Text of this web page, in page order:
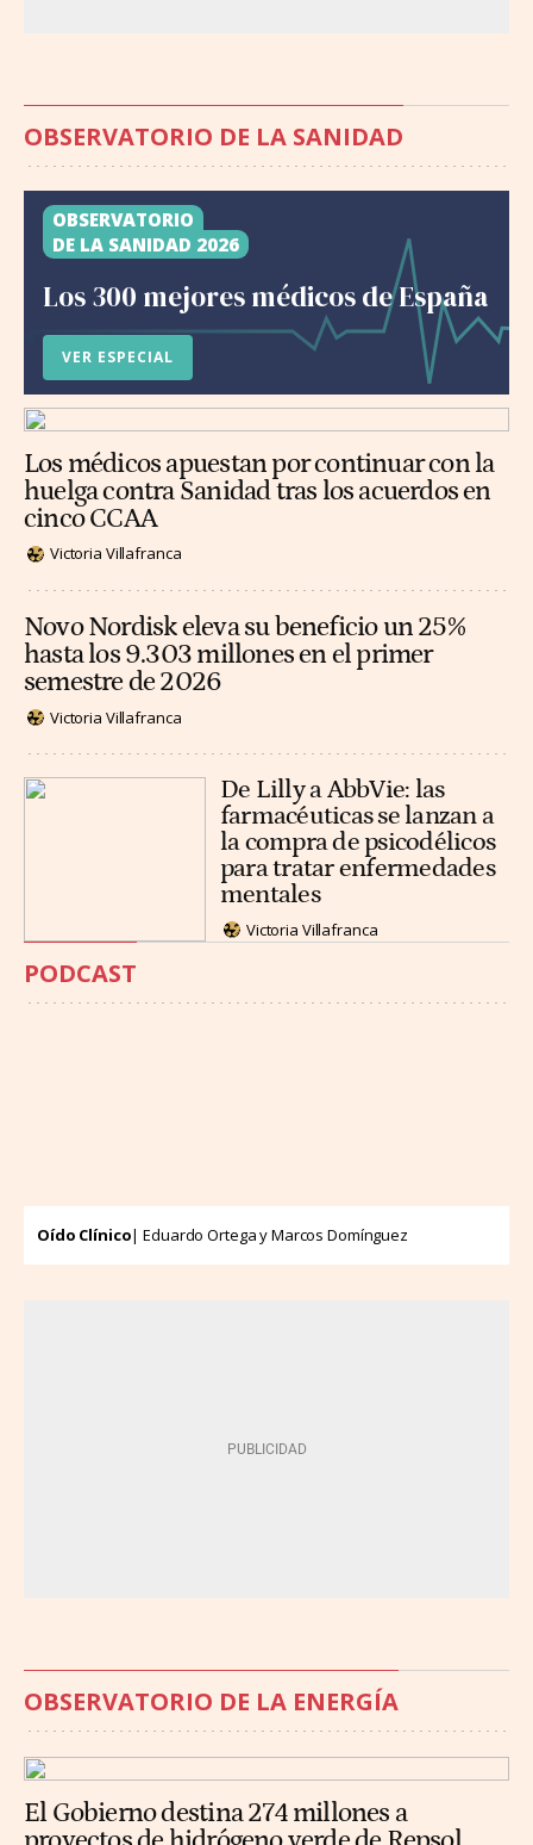
OBSERVATORIO DE LA SANIDAD
OBSERVATORIO
DE LA SANIDAD 2026
Los 300 mejores médicos de España
VER ESPECIAL
Los médicos apuestan por continuar con la
huelga contra Sanidad tras los acuerdos en
cinco CCAA
Victoria Villafranca
Novo Nordisk eleva su beneficio un 25%
hasta los 9.303 millones en el primer
semestre de 2026
Victoria Villafranca
De Lilly a AbbVie: las
farmacéuticas se lanzan a
la compra de psicodélicos
para tratar enfermedades
mentales
Victoria Villafranca
PODCAST
Oído Clínico| Eduardo Ortega y Marcos Domínguez
OBSERVATORIO DE LA ENERGÍA
El Gobierno destina 274 millones a